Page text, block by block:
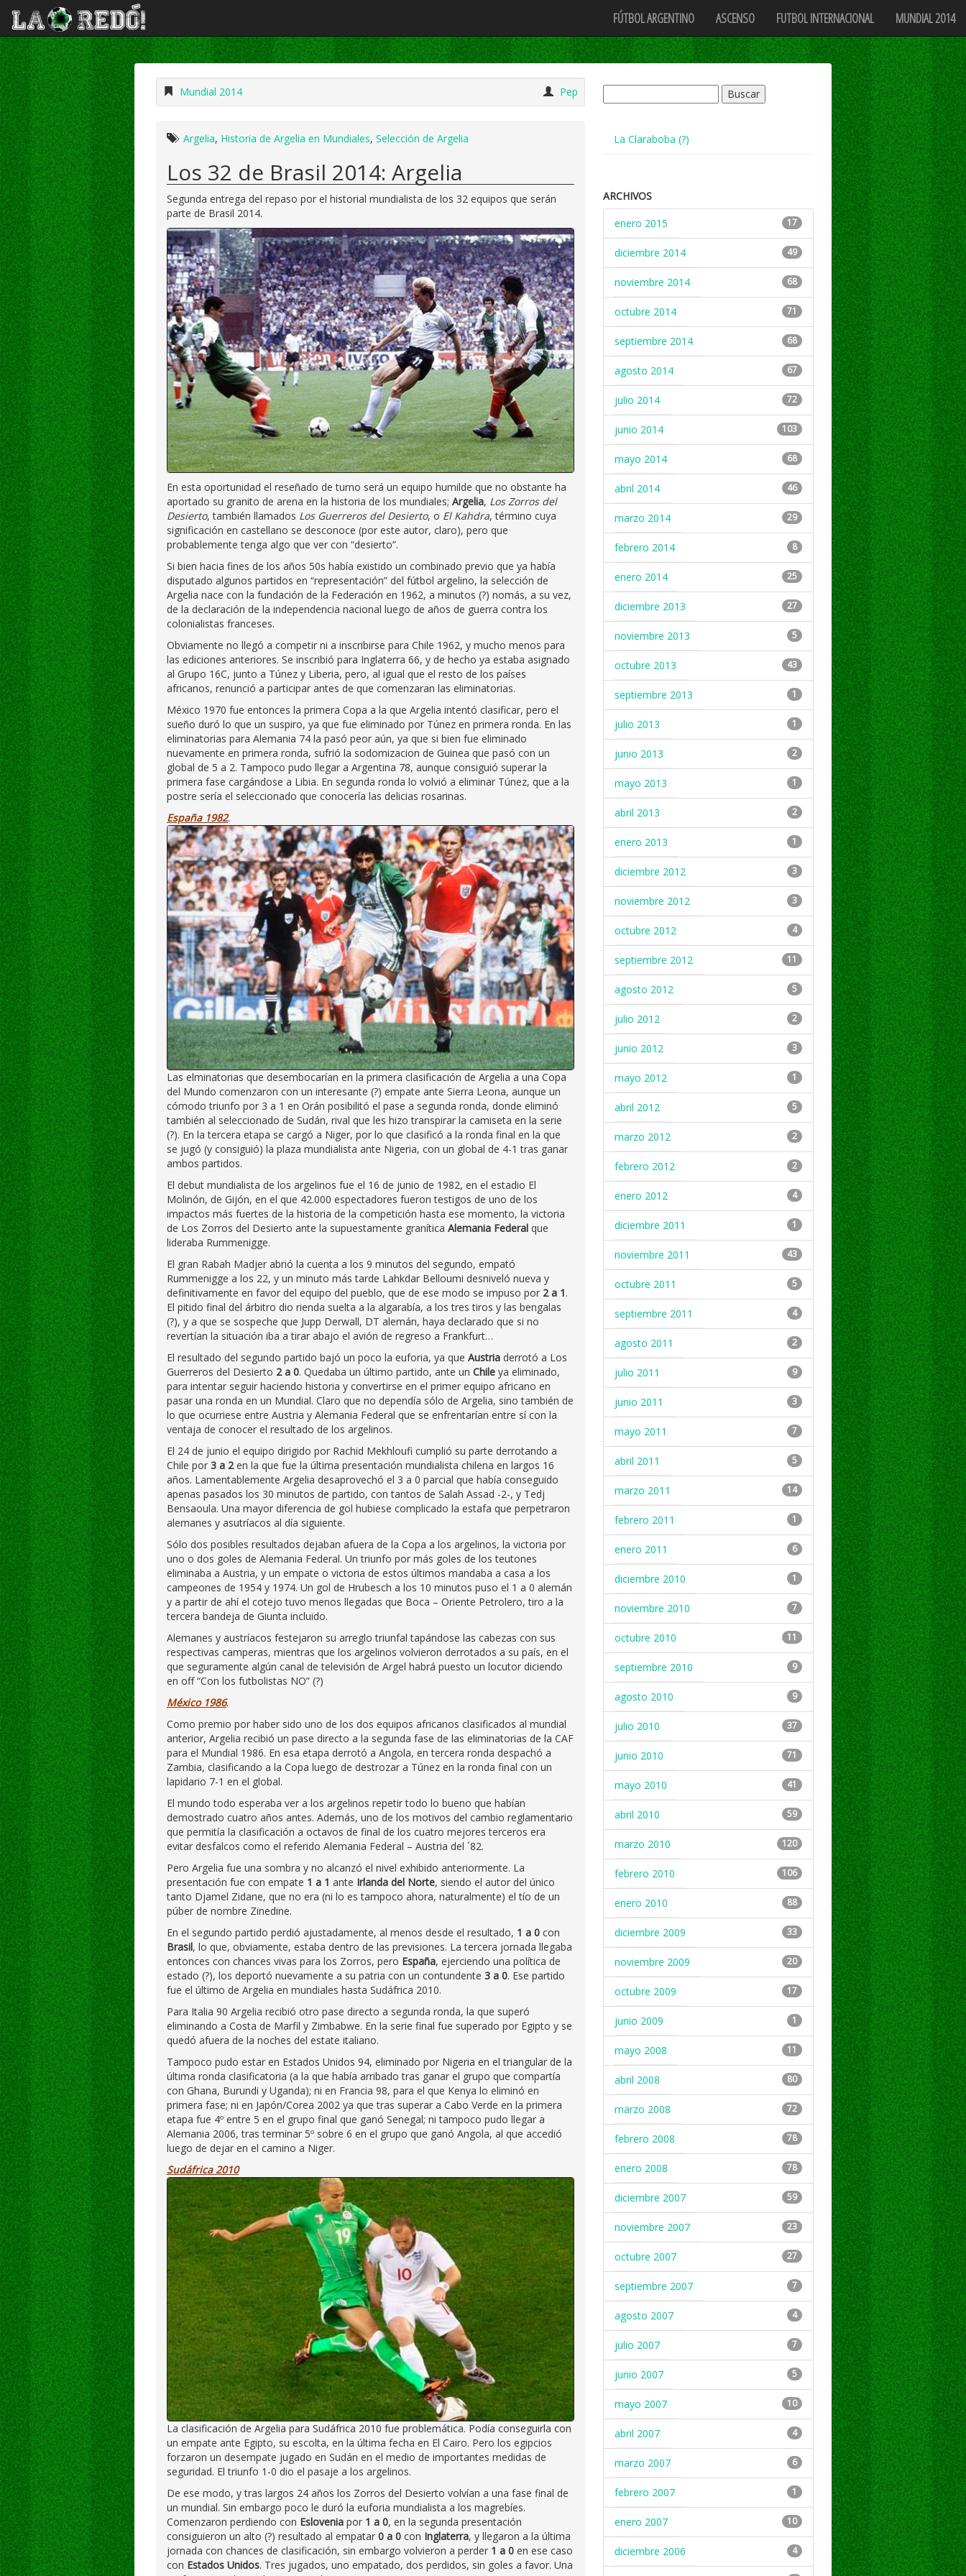
FÚTBOL ARGENTINO ASCENSO FUTBOL INTERNACIONAL MUNDIAL 2014
Mundial 2014 Pep
Argelia, Historia de Argelia en Mundiales, Selección de Argelia
Los 32 de Brasil 2014: Argelia
Segunda entrega del repaso por el historial mundialista de los 32 equipos que serán
parte de Brasil 2014.
En esta oportunidad el reseñado de turno será un equipo humilde que no obstante ha
aportado su granito de arena en la historia de los mundiales; Argelia, Los Zorros del
Desierto, también llamados Los Guerreros del Desierto, o El Kahdra, término cuya
significación en castellano se desconoce (por este autor, claro), pero que
probablemente tenga algo que ver con “desierto”.
Si bien hacia fines de los años 50s había existido un combinado previo que ya había
disputado algunos partidos en “representación” del fútbol argelino, la selección de
Argelia nace con la fundación de la Federación en 1962, a minutos (?) nomás, a su vez,
de la declaración de la independencia nacional luego de años de guerra contra los
colonialistas franceses.
Obviamente no llegó a competir ni a inscribirse para Chile 1962, y mucho menos para
las ediciones anteriores. Se inscribió para Inglaterra 66, y de hecho ya estaba asignado
al Grupo 16C, junto a Túnez y Liberia, pero, al igual que el resto de los países
africanos, renunció a participar antes de que comenzaran las eliminatorias.
México 1970 fue entonces la primera Copa a la que Argelia intentó clasificar, pero el
sueño duró lo que un suspiro, ya que fue eliminado por Túnez en primera ronda. En las
eliminatorias para Alemania 74 la pasó peor aún, ya que si bien fue eliminado
nuevamente en primera ronda, sufrió la sodomizacion de Guinea que pasó con un
global de 5 a 2. Tampoco pudo llegar a Argentina 78, aunque consiguió superar la
primera fase cargándose a Libia. En segunda ronda lo volvió a eliminar Túnez, que a la
postre sería el seleccionado que conocería las delicias rosarinas.
España 1982.
Las elminatorias que desembocarían en la primera clasificación de Argelia a una Copa
del Mundo comenzaron con un interesante (?) empate ante Sierra Leona, aunque un
cómodo triunfo por 3 a 1 en Orán posibilitó el pase a segunda ronda, donde eliminó
también al seleccionado de Sudán, rival que les hizo transpirar la camiseta en la serie
(?). En la tercera etapa se cargó a Niger, por lo que clasificó a la ronda final en la que
se jugó (y consiguió) la plaza mundialista ante Nigeria, con un global de 4-1 tras ganar
ambos partidos.
El debut mundialista de los argelinos fue el 16 de junio de 1982, en el estadio El
Molinón, de Gijón, en el que 42.000 espectadores fueron testigos de uno de los
impactos más fuertes de la historia de la competición hasta ese momento, la victoria
de Los Zorros del Desierto ante la supuestamente granítica Alemania Federal que
lideraba Rummenigge.
El gran Rabah Madjer abrió la cuenta a los 9 minutos del segundo, empató
Rummenigge a los 22, y un minuto más tarde Lahkdar Belloumi desniveló nueva y
definitivamente en favor del equipo del pueblo, que de ese modo se impuso por 2 a 1.
El pitido final del árbitro dio rienda suelta a la algarabía, a los tres tiros y las bengalas
(?), y a que se sospeche que Jupp Derwall, DT alemán, haya declarado que si no
revertían la situación iba a tirar abajo el avión de regreso a Frankfurt…
El resultado del segundo partido bajó un poco la euforia, ya que Austria derrotó a Los
Guerreros del Desierto 2 a 0. Quedaba un último partido, ante un Chile ya eliminado,
para intentar seguir haciendo historia y convertirse en el primer equipo africano en
pasar una ronda en un Mundial. Claro que no dependía sólo de Argelia, sino también de
lo que ocurriese entre Austria y Alemania Federal que se enfrentarían entre sí con la
ventaja de conocer el resultado de los argelinos.
El 24 de junio el equipo dirigido por Rachid Mekhloufi cumplió su parte derrotando a
Chile por 3 a 2en la que fue la última presentación mundialista chilena en largos 16
años. Lamentablemente Argelia desaprovechó el 3 a 0 parcial que había conseguido
apenas pasados los 30 minutos de partido, con tantos de Salah Assad -2-, y Tedj
Bensaoula. Una mayor diferencia de gol hubiese complicado la estafa que perpetraron
alemanes y asutríacos al día siguiente.
Sólo dos posibles resultados dejaban afuera de la Copa a los argelinos, la victoria por
uno o dos goles de Alemania Federal. Un triunfo por más goles de los teutones
eliminaba a Austria, y un empate o victoria de estos últimos mandaba a casa a los
campeones de 1954 y 1974. Un gol de Hrubesch a los 10 minutos puso el 1 a 0 alemán
y a partir de ahí el cotejo tuvo menos llegadas que Boca – Oriente Petrolero, tiro a la
tercera bandeja de Giunta incluido.
Alemanes y austríacos festejaron su arreglo triunfal tapándose las cabezas con sus
respectivas camperas, mientras que los argelinos volvieron derrotados a su país, en el
que seguramente algún canal de televisión de Argel habrá puesto un locutor diciendo
en off “Con los futbolistas NO” (?)
México 1986.
Como premio por haber sido uno de los dos equipos africanos clasificados al mundial
anterior, Argelia recibió un pase directo a la segunda fase de las eliminatorias de la CAF
para el Mundial 1986. En esa etapa derrotó a Angola, en tercera ronda despachó a
Zambia, clasificando a la Copa luego de destrozar a Túnez en la ronda final con un
lapidario 7-1 en el global.
El mundo todo esperaba ver a los argelinos repetir todo lo bueno que habían
demostrado cuatro años antes. Además, uno de los motivos del cambio reglamentario
que permitía la clasificación a octavos de final de los cuatro mejores terceros era
evitar desfalcos como el referido Alemania Federal – Austria del ´82.
Pero Argelia fue una sombra y no alcanzó el nivel exhibido anteriormente. La
presentación fue con empate 1 a 1 ante Irlanda del Norte, siendo el autor del único
tanto Djamel Zidane, que no era (ni lo es tampoco ahora, naturalmente) el tío de un
púber de nombre Zinedine.
En el segundo partido perdió ajustadamente, al menos desde el resultado, 1 a 0 con
Brasil, lo que, obviamente, estaba dentro de las previsiones. La tercera jornada llegaba
entonces con chances vivas para los Zorros, pero España, ejerciendo una política de
estado (?), los deportó nuevamente a su patria con un contundente 3 a 0. Ese partido
fue el último de Argelia en mundiales hasta Sudáfrica 2010.
Para Italia 90 Argelia recibió otro pase directo a segunda ronda, la que superó
eliminando a Costa de Marfil y Zimbabwe. En la serie final fue superado por Egipto y se
quedó afuera de la noches del estate italiano.
Tampoco pudo estar en Estados Unidos 94, eliminado por Nigeria en el triangular de la
última ronda clasificatoria (a la que había arribado tras ganar el grupo que compartía
con Ghana, Burundi y Uganda); ni en Francia 98, para el que Kenya lo eliminó en
primera fase; ni en Japón/Corea 2002 ya que tras superar a Cabo Verde en la primera
etapa fue 4º entre 5 en el grupo final que ganó Senegal; ni tampoco pudo llegar a
Alemania 2006, tras terminar 5º sobre 6 en el grupo que ganó Angola, al que accedió
luego de dejar en el camino a Niger.
Sudáfrica 2010
La clasificación de Argelia para Sudáfrica 2010 fue problemática. Podía conseguirla con
un empate ante Egipto, su escolta, en la última fecha en El Cairo. Pero los egipcios
forzaron un desempate jugado en Sudán en el medio de importantes medidas de
seguridad. El triunfo 1-0 dio el pasaje a los argelinos.
De ese modo, y tras largos 24 años los Zorros del Desierto volvían a una fase final de
un mundial. Sin embargo poco le duró la euforia mundialista a los magrebíes.
Comenzaron perdiendo con Eslovenia por 1 a 0, en la segunda presentación
consiguieron un alto (?) resultado al empatar 0 a 0 con Inglaterra, y llegaron a la última
jornada con chances de clasificación, sin embargo volvieron a perder 1 a 0 en ese caso
con Estados Unidos. Tres jugados, uno empatado, dos perdidos, sin goles a favor. Una
La Claraboba (?)
ARCHIVOS
enero 2015
17
diciembre 2014 49
noviembre 2014 68
octubre 2014 71
septiembre 2014 68
agosto 2014 67
julio 2014 72
junio 2014 103
mayo 2014 68
abril 2014 46
marzo 2014 29
febrero 2014 8
enero 2014 25
diciembre 2013 27
noviembre 2013 5
octubre 2013 43
septiembre 2013 1
julio 2013 1
junio 2013 2
mayo 2013 1
abril 2013 2
enero 2013 1
diciembre 2012 3
noviembre 2012 3
octubre 2012 4
septiembre 2012 11
agosto 2012 5
julio 2012 2
junio 2012 3
mayo 2012 1
abril 2012 5
marzo 2012 2
febrero 2012 2
enero 2012 4
diciembre 2011 1
noviembre 2011 43
octubre 2011 5
septiembre 2011 4
agosto 2011 2
julio 2011 9
junio 2011 3
mayo 2011 7
abril 2011 5
marzo 2011 14
febrero 2011 1
enero 2011 6
diciembre 2010 1
noviembre 2010 7
octubre 2010 11
septiembre 2010 9
agosto 2010 9
julio 2010 37
junio 2010 71
mayo 2010 41
abril 2010 59
marzo 2010 120
febrero 2010 106
enero 2010 88
diciembre 2009 33
noviembre 2009 20
octubre 2009 17
junio 2009 1
mayo 2008 11
abril 2008 80
marzo 2008 72
febrero 2008 78
enero 2008 78
diciembre 2007 59
noviembre 2007 23
octubre 2007 27
septiembre 2007 7
agosto 2007 4
julio 2007 7
junio 2007 5
mayo 2007 10
abril 2007 4
marzo 2007 6
febrero 2007 1
enero 2007 10
diciembre 2006 4